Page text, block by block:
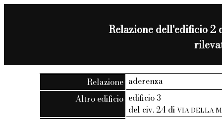
Relazione dell'edificio 2
Relazione aderenza
Altro edificio edificio 3
del civ. 24 diVIA DELLA